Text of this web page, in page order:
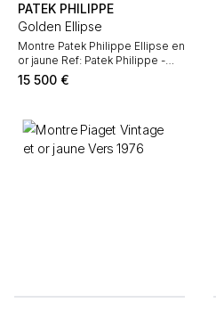
PATEK PHILIPPE
Golden Ellipse
Montre Patek Philippe Ellipse en
or jaune Ref: Patek Philippe -
3930 Vers 1990
15 500 €